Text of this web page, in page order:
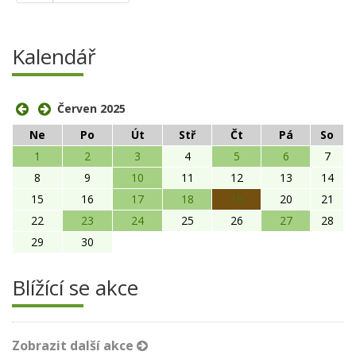
Kalendář
Červen 2025
Ne
Po Út Stř Čt Pá
So
1
2 3 4 5 6
7
8
9 10 11 12 13
14
15
16 17 18 19 20
21
22
23 24 25 26 27
28
29
30
Blížící se akce
Zobrazit další akce